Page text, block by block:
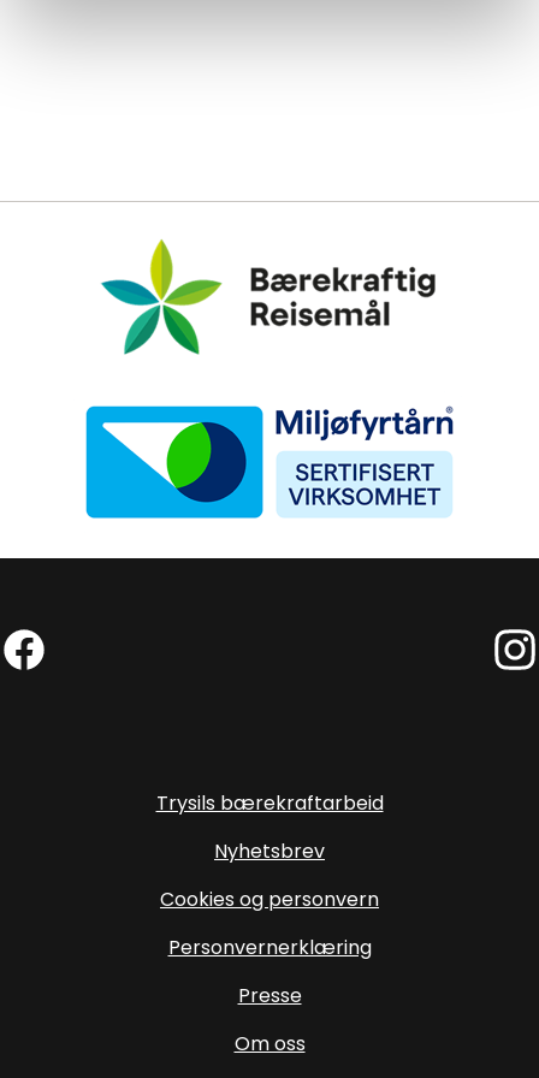
Bærekraftig Reisemål
Miljøfyrtårn
Trysils bærekraftarbeid
Nyhetsbrev
Cookies og personvern
Personvernerklæring
Presse
Om oss